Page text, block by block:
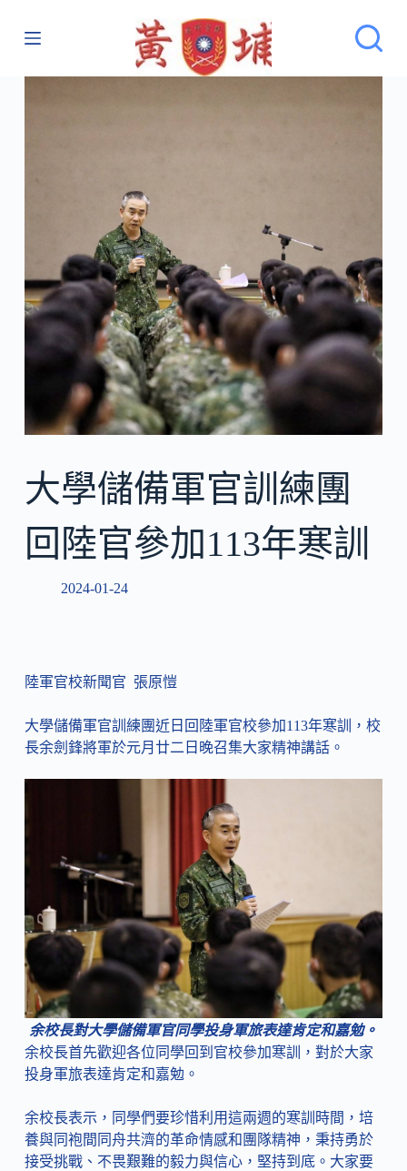
至
大學儲備軍官訓練團
回陸官參加113年寒訓
2024-01-24
陸軍官校新聞官 張原愷
大學儲備軍官訓練團近日回陸軍官校參加113年寒訓，校
長余劍鋒將軍於元月廿二日晚召集大家精神講話。
余校長對大學儲備軍官同學投身軍旅表達肯定和嘉勉。
余校長首先歡迎各位同學回到官校參加寒訓，對於大家
投身軍旅表達肯定和嘉勉。
余校長表示，同學們要珍惜利用這兩週的寒訓時間，培
養與同袍間同舟共濟的革命情感和團隊精神，秉持勇於
接受挑戰、不畏艱難的毅力與信心，堅持到底。大家要